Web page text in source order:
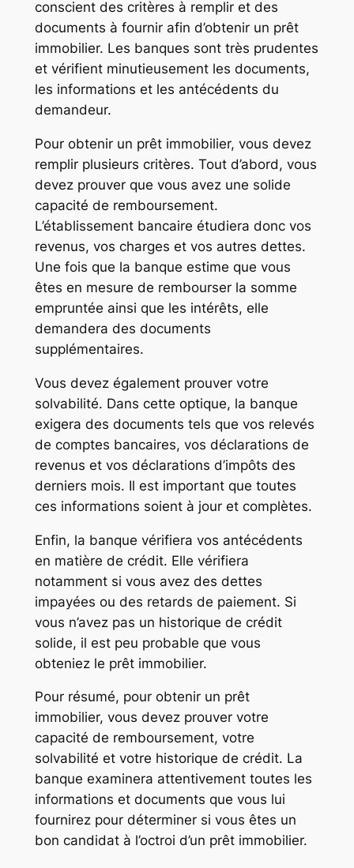
conscient des critères à remplir et des
documents à fournir afin d’obtenir un prêt
immobilier. Les banques sont très prudentes
et vérifient minutieusement les documents,
les informations et les antécédents du
demandeur.
Pour obtenir un prêt immobilier, vous devez
remplir plusieurs critères. Tout d’abord, vous
devez prouver que vous avez une solide
capacité de remboursement.
L’établissement bancaire étudiera donc vos
revenus, vos charges et vos autres dettes.
Une fois que la banque estime que vous
êtes en mesure de rembourser la somme
empruntée ainsi que les intérêts, elle
demandera des documents
supplémentaires.
Vous devez également prouver votre
solvabilité. Dans cette optique, la banque
exigera des documents tels que vos relevés
de comptes bancaires, vos déclarations de
revenus et vos déclarations d’impôts des
derniers mois. Il est important que toutes
ces informations soient à jour et complètes.
Enfin, la banque vérifiera vos antécédents
en matière de crédit. Elle vérifiera
notamment si vous avez des dettes
impayées ou des retards de paiement. Si
vous n’avez pas un historique de crédit
solide, il est peu probable que vous
obteniez le prêt immobilier.
Pour résumé, pour obtenir un prêt
immobilier, vous devez prouver votre
capacité de remboursement, votre
solvabilité et votre historique de crédit. La
banque examinera attentivement toutes les
informations et documents que vous lui
fournirez pour déterminer si vous êtes un
bon candidat à l’octroi d’un prêt immobilier.